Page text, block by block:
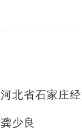
河北省石家庄
龚少良